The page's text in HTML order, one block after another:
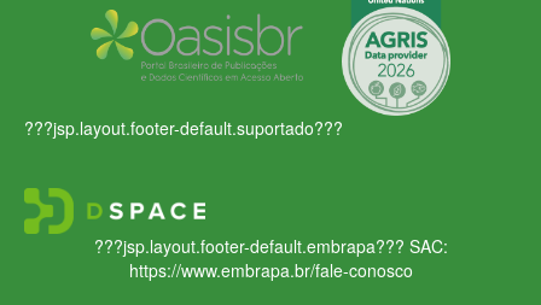
???jsp.layout.footer-default.suportado???
???jsp.layout.footer-default.embrapa??? SAC:
https://www.embrapa.br/fale-conosco